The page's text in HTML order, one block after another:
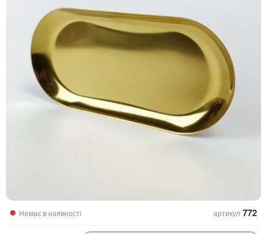
Немає в наявності артикул 772